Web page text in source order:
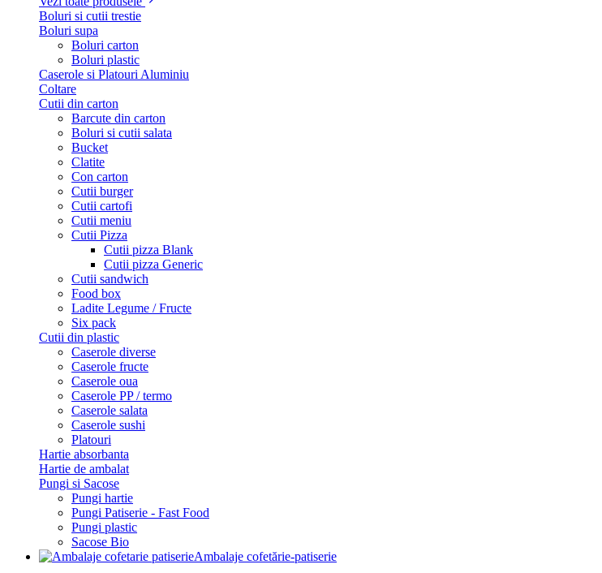
Boluri si cutii trestie
Boluri supa
Boluri carton
Boluri plastic
Caserole si Platouri Aluminiu
Coltare
Cutii din carton
Barcute din carton
Boluri si cutii salata
Bucket
Clatite
Con carton
Cutii burger
Cutii cartofi
Cutii meniu
Cutii Pizza
Cutii pizza Blank
Cutii pizza Generic
Cutii sandwich
Food box
Ladite Legume / Fructe
Six pack
Cutii din plastic
Caserole diverse
Caserole fructe
Caserole oua
Caserole PP / termo
Caserole salata
Caserole sushi
Platouri
Hartie absorbanta
Hartie de ambalat
Pungi si Sacose
Pungi hartie
Pungi Patiserie - Fast Food
Pungi plastic
Sacose Bio
Ambalaje cofetărie-patiserie